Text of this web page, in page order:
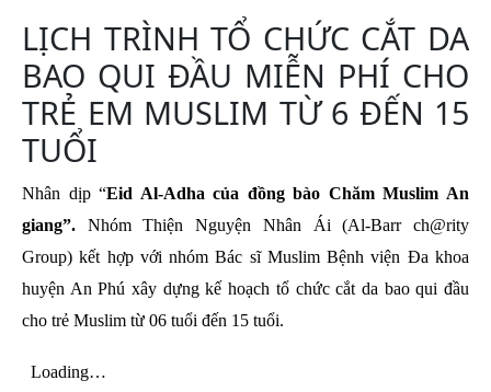
LỊCH TRÌNH TỔ CHỨC CẮT DA
BAO QUI ĐẦU MIỄN PHÍ CHO
TRẺ EM MUSLIM TỪ 6 ĐẾN 15
TUỔI
Nhân dịp “Eid Al-Adha của đồng bào Chăm Muslim An
giang”. Nhóm Thiện Nguyện Nhân Ái (Al-Barr ch@rity
Group) kết hợp với nhóm Bác sĩ Muslim Bệnh viện Đa khoa
huyện An Phú xây dựng kế hoạch tổ chức cắt da bao qui đầu
cho trẻ Muslim từ 06 tuổi đến 15 tuổi.